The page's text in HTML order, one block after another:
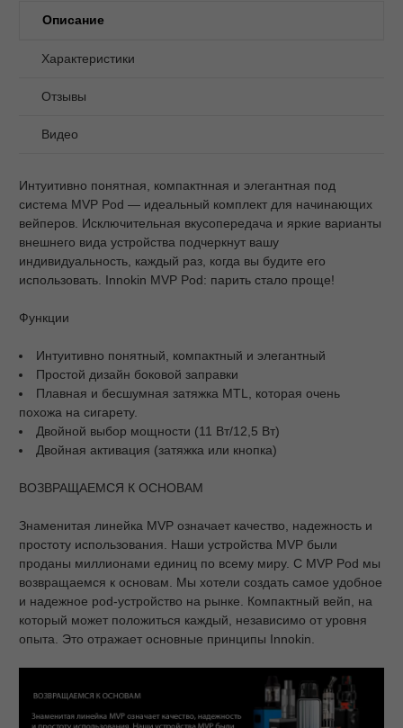
Описание
Характеристики
Отзывы
Видео
Интуитивно понятная, компактнная и элегантная под
система MVP Pod — идеальный комплект для начинающих
вейперов. Исключительная вкусопередача и яркие варианты
внешнего вида устройства подчеркнут вашу
индивидуальность, каждый раз, когда вы будите его
использовать. Innokin MVP Pod: парить стало проще!
Функции
Интуитивно понятный, компактный и элегантный
Простой дизайн боковой заправки
Плавная и бесшумная затяжка MTL, которая очень
похожа на сигарету.
Двойной выбор мощности (11 Вт/12,5 Вт)
Двойная активация (затяжка или кнопка)
ВОЗВРАЩАЕМСЯ К ОСНОВАМ
Знаменитая линейка MVP означает качество, надежность и
простоту использования. Наши устройства MVP были
проданы миллионами единиц по всему миру. С MVP Pod мы
возвращаемся к основам. Мы хотели создать самое удобное
и надежное pod-устройство на рынке. Компактный вейп, на
который может положиться каждый, независимо от уровня
опыта. Это отражает основные принципы Innokin.